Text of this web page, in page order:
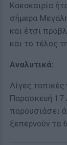
Κακοκαιρία
σήμερα
και έτσι
και το τέλος
Αναλυτικά:
Λίγες
Παρασκευή 17
παρουσιάσει
ξεπερνούν τα